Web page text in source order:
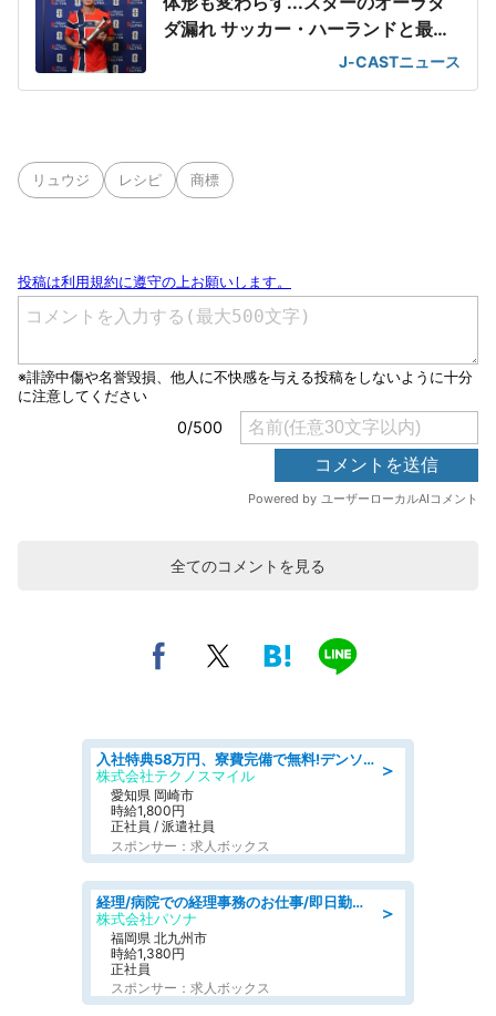
ダ漏れ サッカー・ハーランドと最強
J-CASTニュース
リュウジ レシピ 商標
全てのコメントを見る
＞
入社特典58万円、寮費完備で無料!デンソーで働こう!自動車工場で小型部品の検査業務 denso aichi
株式会社テクノスマイル
愛知県 岡崎市
時給1,800円
正社員 / 派遣社員
スポンサー：求人ボックス
＞
経理/病院での経理事務のお仕事/即日勤務可/車通勤可/経理/一般事務
株式会社パソナ
福岡県 北九州市
時給1,380円
正社員
スポンサー：求人ボックス